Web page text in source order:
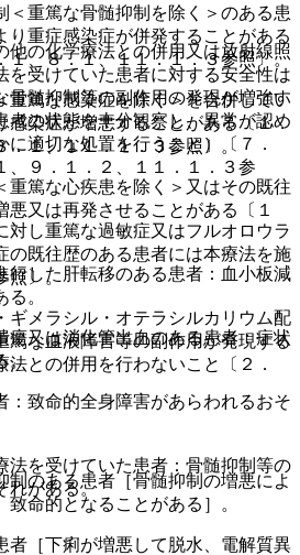
重篤な骨髄抑制を除く＞のある患
り重症感染症が併発することがある
１、８．１、１１．１．３参照〕。
篤な感染症を除く＞を合併してい
感染症が増悪することがある〔１．
．１、１１．１．３参照〕。
篤な心疾患を除く＞又はその既往
又は再発させることがある〔１
した肝転移のある患者：血小板減
。
又は消化管出血のある患者：症状
。
致命的全身障害があらわれるおそ
を受けていた患者：骨髄抑制等の
れがある。
の化学療法との併用又は放射線照
を受けていた患者に対する安全性は
骨髄抑制等の副作用の発現が増強す
者の状態を十分観察し、異常が認め
に適切な処置を行うこと）〔７．
、９．１．２、１１．１．３参
し重篤な過敏症又はフルオロウラ
の既往歴のある患者には本療法を施
照〕。
メラシル・オテラシルカリウム配
篤な血液障害等の副作用が発現する
との併用を行わないこと〔２．
のある患者［骨髄抑制の増悪によ
致命的となることがある］。
［下痢が増悪して脱水、電解質異